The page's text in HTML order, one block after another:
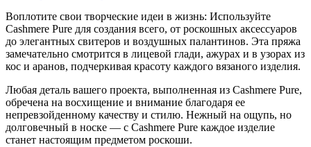
Воплотите свои творческие идеи в жизнь: Используйте
Cashmere Pure для создания всего, от роскошных аксессуаров
до элегантных свитеров и воздушных палантинов. Эта пряжа
замечательно смотрится в лицевой глади, ажурах и в узорах из
кос и аранов, подчеркивая красоту каждого вязаного изделия.
Любая деталь вашего проекта, выполненная из Cashmere Pure,
обречена на восхищение и внимание благодаря ее
непревзойденному качеству и стилю. Нежный на ощупь, но
долговечный в носке — с Cashmere Pure каждое изделие
станет настоящим предметом роскоши.